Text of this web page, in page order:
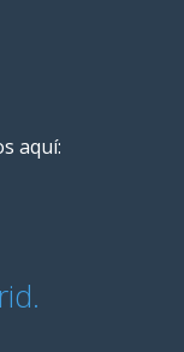
aquí: